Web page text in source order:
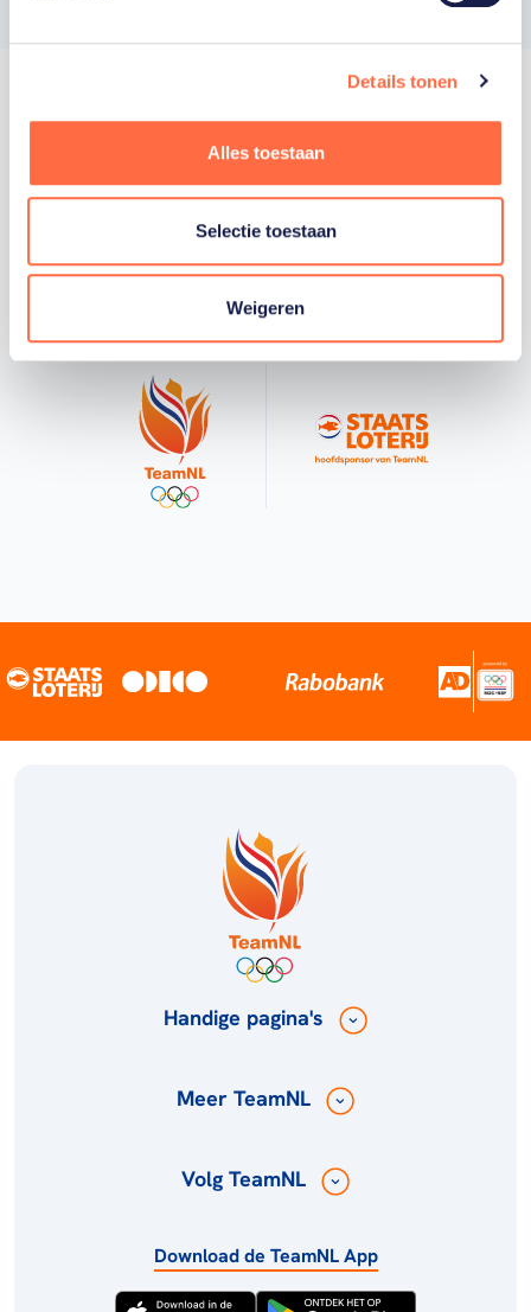
Details tonen
Alles toestaan
Selectie toestaan
Weigeren
Trotse hoofdsponsor
TeamNL. Samen willen we Nederland het
sportiefste land van de wereld maken.
Handige pagina's
Meer TeamNL
Volg TeamNL
Download de TeamNL App